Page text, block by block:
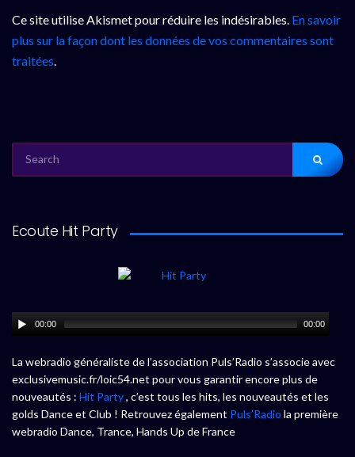
Ce site utilise Akismet pour réduire les indésirables. En savoir
plus sur la façon dont les données de vos commentaires sont
traitées.
FOR:
Ecoute Hit Party
00:00 00:00
La webradio généraliste de l’association Puls’Radio s’associe avec
exclusivemusic.fr/loic54.net pour vous garantir encore plus de
nouveautés : Hit Party, c’est tous les hits, les nouveautés et les
golds Dance et Club ! Retrouvez également Puls’Radio la première
webradio Dance, Trance, Hands Up de France